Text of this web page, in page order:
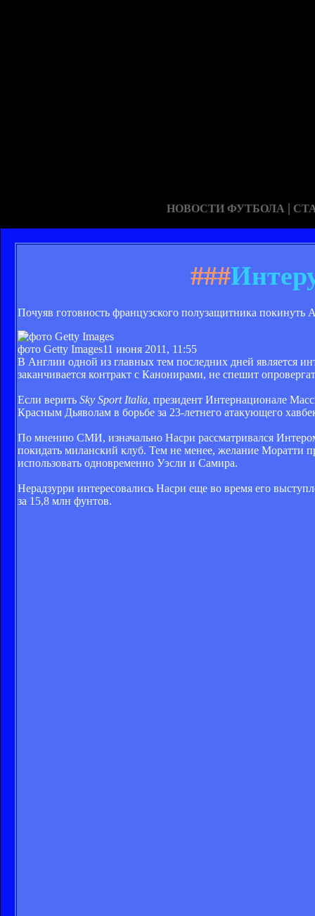
НОВОСТИ ФУТБОЛА |
###
Почуяв готовность французского полузащитника покинуть
фото Getty Images11 июня 2011, 11:55
В Англии одной из главных тем последних дней является
заканчивается контракт с Канонирами, не спешит
Если верить Sky Sport Italia, президент Интернационале
Красным Дьяволам в борьбе за 23-летнего атакующего
По мнению СМИ, изначально Насри рассматривался Интером
покидать миланский клуб. Тем не менее, желание Моратти
использовать одновременно Уэсли и Самира.
Нерадзурри интересовались Насри еще во время его
за 15,8 млн фунтов.